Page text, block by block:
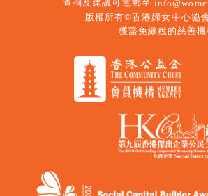
查詢及建議可電郵至
版權所有©香港婦女中心協
獲豁免繳稅的慈善機